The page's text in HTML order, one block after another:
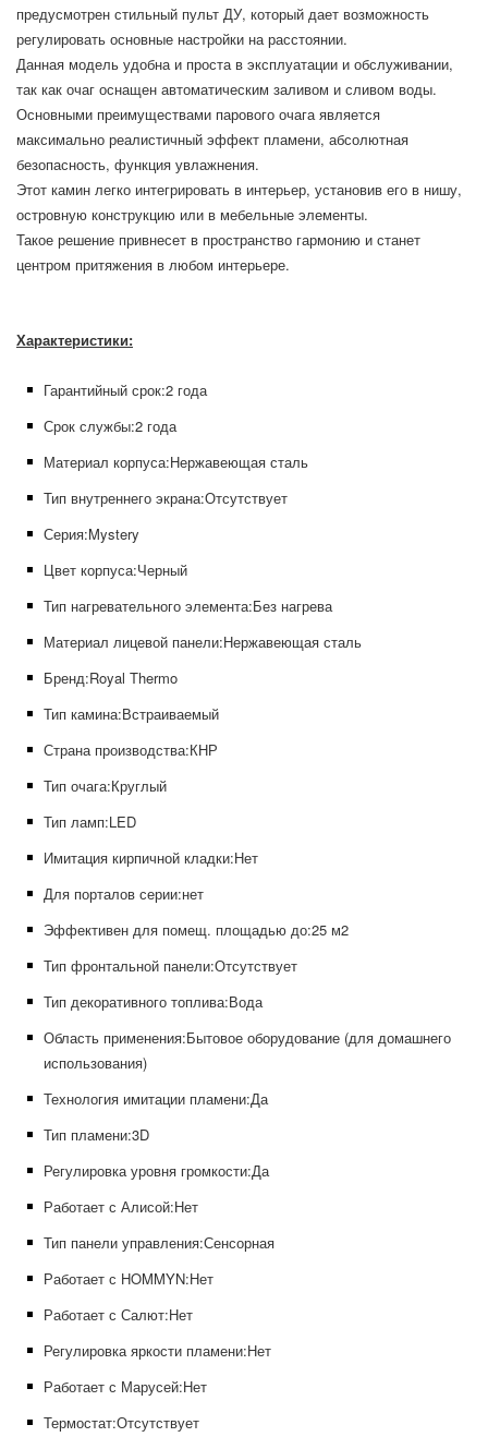
предусмотрен стильный пульт ДУ, который дает возможность
регулировать основные настройки на расстоянии.
Данная модель удобна и проста в эксплуатации и обслуживании,
так как очаг оснащен автоматическим заливом и сливом воды.
Основными преимуществами парового очага является
максимально реалистичный эффект пламени, абсолютная
безопасность, функция увлажнения.
Этот камин легко интегрировать в интерьер, установив его в нишу,
островную конструкцию или в мебельные элементы.
Такое решение привнесет в пространство гармонию и станет
центром притяжения в любом интерьере.
Характеристики:
Гарантийный срок:2 года
Срок службы:2 года
Материал корпуса:Нержавеющая сталь
Тип внутреннего экрана:Отсутствует
Серия:Mystery
Цвет корпуса:Черный
Тип нагревательного элемента:Без нагрева
Материал лицевой панели:Нержавеющая сталь
Бренд:Royal Thermo
Тип камина:Встраиваемый
Страна производства:КНР
Тип очага:Круглый
Тип ламп:LED
Имитация кирпичной кладки:Нет
Для порталов серии:нет
Эффективен для помещ. площадью до:25 м2
Тип фронтальной панели:Отсутствует
Тип декоративного топлива:Вода
Область применения:Бытовое оборудование (для домашнего
использования)
Технология имитации пламени:Да
Тип пламени:3D
Регулировка уровня громкости:Да
Работает с Алисой:Нет
Тип панели управления:Сенсорная
Работает с HOMMYN:Нет
Работает с Салют:Нет
Регулировка яркости пламени:Нет
Работает с Марусей:Нет
Термостат:Отсутствует